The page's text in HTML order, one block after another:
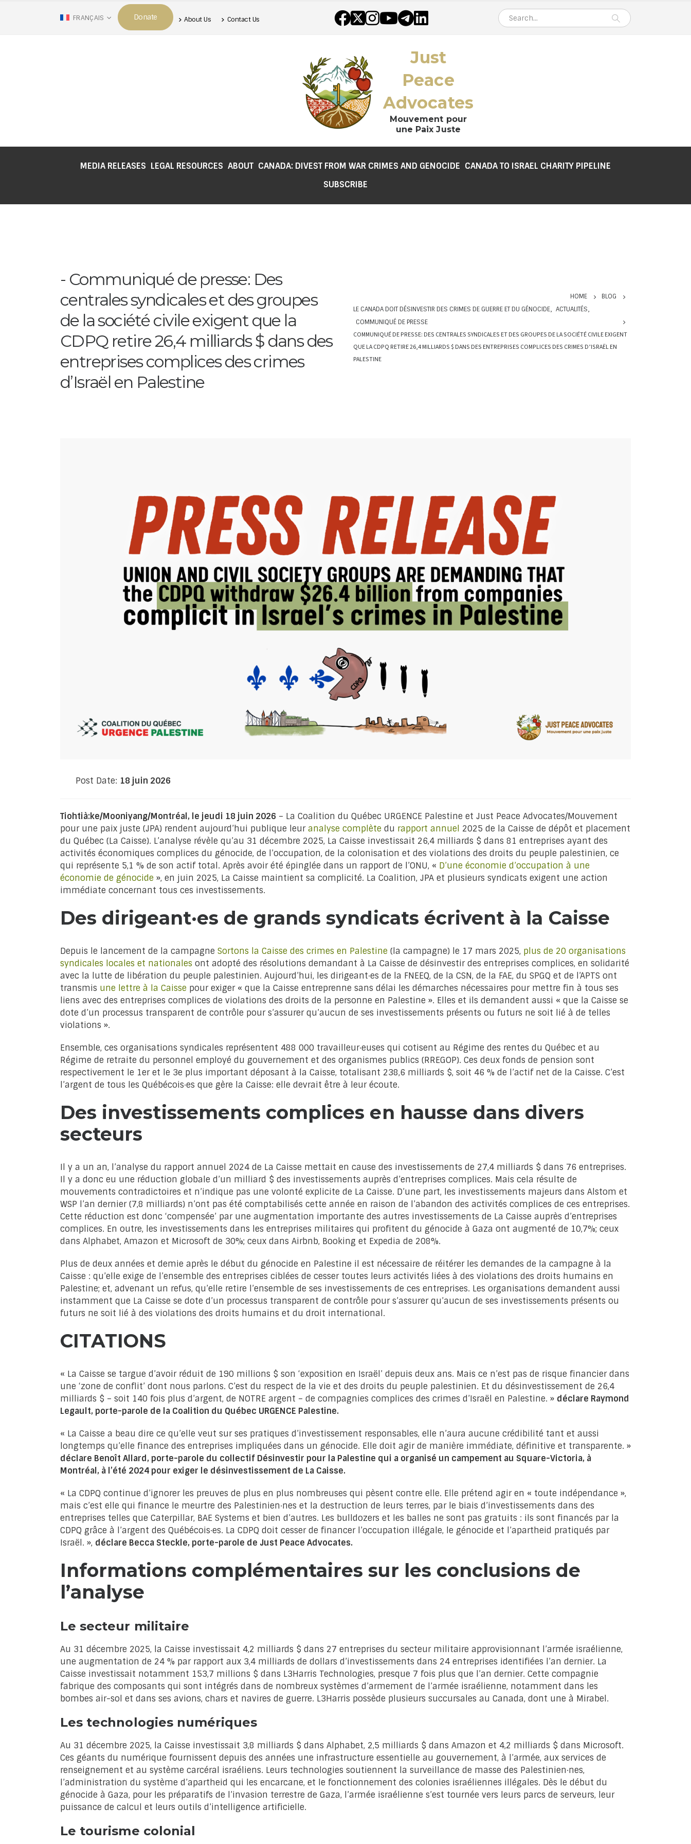
FRANÇAIS Donate About Us Contact Us
Just
Peace
Advocates
Mouvement pour
une Paix Juste
MEDIA RELEASES LEGAL RESOURCES ABOUT CANADA: DIVEST FROM WAR CRIMES AND GENOCIDE CANADA TO ISRAEL CHARITY PIPELINE
SUBSCRIBE
Communiqué de presse: Des
centrales syndicales et des groupes
de la société civile exigent que la
CDPQ retire 26,4 milliards $ dans des
entreprises complices des crimes
d’Israël en Palestine
HOME BLOG
LE CANADA DOIT DÉSINVESTIR DES CRIMES DE GUERRE ET DU GÉNOCIDE, ACTUALITÉS,
COMMUNIQUÉ DE PRESSE
COMMUNIQUÉ DE PRESSE: DES CENTRALES SYNDICALES ET DES GROUPES DE LA SOCIÉTÉ CIVILE EXIGENT
QUE LA CDPQ RETIRE 26,4 MILLIARDS $ DANS DES ENTREPRISES COMPLICES DES CRIMES D’ISRAËL EN
PALESTINE
Post Date: 18 juin 2026
Tiohtià:ke/Mooniyang/Montréal, le jeudi 18 juin 2026 – La Coalition du Québec URGENCE Palestine et Just Peace Advocates/Mouvement
pour une paix juste (JPA) rendent aujourd’hui publique leuranalyse complète du rapport annuel 2025 de la Caisse de dépôt et placement
du Québec (La Caisse). L’analyse révèle qu’au 31 décembre 2025, La Caisse investissait 26,4 milliards $ dans 81 entreprises ayant des
activités économiques complices du génocide, de l’occupation, de la colonisation et des violations des droits du peuple palestinien, ce
qui représente 5,1 % de son actif total. Après avoir été épinglée dans un rapport de l’ONU, « D’une économie d’occupation à une
économie de génocide », en juin 2025, La Caisse maintient sa complicité. La Coalition, JPA et plusieurs syndicats exigent une action
immédiate concernant tous ces investissements.
Des dirigeant·es de grands syndicats écrivent à la Caisse
Depuis le lancement de la campagne Sortons la Caisse des crimes en Palestine (la campagne) le 17 mars 2025, plus de 20 organisations
syndicales locales et nationales ont adopté des résolutions demandant à La Caisse de désinvestir des entreprises complices, en solidarité
avec la lutte de libération du peuple palestinien. Aujourd’hui, les dirigeant·es de la FNEEQ, de la CSN, de la FAE, du SPGQ et de l’APTS ont
transmis une lettre à la Caisse pour exiger « que la Caisse entreprenne sans délai les démarches nécessaires pour mettre fin à tous ses
liens avec des entreprises complices de violations des droits de la personne en Palestine ». Elles et ils demandent aussi « que la Caisse se
dote d’un processus transparent de contrôle pour s’assurer qu’aucun de ses investissements présents ou futurs ne soit lié à de telles
violations ».
Ensemble, ces organisations syndicales représentent 488 000 travailleur·​euses qui cotisent au Régime des rentes du Québec et au
Régime de retraite du personnel employé du gouvernement et des organismes publics (RREGOP). Ces deux fonds de pension sont
respectivement le 1er et le 3e plus important déposant à la Caisse, totalisant 238,6 milliards $, soit 46 % de l’actif net de la Caisse. C’est
l’argent de tous les Québécois·es que gère la Caisse: elle devrait être à leur écoute.
Des investissements complices en hausse dans divers
secteurs
Il y a un an, l’analyse du rapport annuel 2024 de La Caisse mettait en cause des investissements de 27,4 milliards $ dans 76 entreprises.
Il y a donc eu une réduction globale d’un milliard $ des investissements auprès d’entreprises complices. Mais cela résulte de
mouvements contradictoires et n’indique pas une volonté explicite de La Caisse. D’une part, les investissements majeurs dans Alstom et
WSP l’an dernier (7,8 milliards) n’ont pas été comptabilisés cette année en raison de l’abandon des activités complices de ces entreprises.
Cette réduction est donc ‘compensée’ par une augmentation importante des autres investissements de La Caisse auprès d’entreprises
complices. En outre, les investissements dans les entreprises militaires qui profitent du génocide à Gaza ont augmenté de 10,7%; ceux
dans Alphabet, Amazon et Microsoft de 30%; ceux dans Airbnb, Booking et Expedia de 208%.
Plus de deux années et demie après le début du génocide en Palestine il est nécessaire de réitérer les demandes de la campagne à la
Caisse : qu’elle exige de l’ensemble des entreprises ciblées de cesser toutes leurs activités liées à des violations des droits humains en
Palestine; et, advenant un refus, qu’elle retire l’ensemble de ses investissements de ces entreprises. Les organisations demandent aussi
instamment que La Caisse se dote d’un processus transparent de contrôle pour s’assurer qu’aucun de ses investissements présents ou
futurs ne soit lié à des violations des droits humains et du droit international.
CITATIONS
« La Caisse se targue d’avoir réduit de 190 millions $ son ‘exposition en Israël’ depuis deux ans. Mais ce n’est pas de risque financier dans
une ‘zone de conflit’ dont nous parlons. C’est du respect de la vie et des droits du peuple palestinien. Et du désinvestissement de 26,4
milliards $ – soit 140 fois plus d’argent, de NOTRE argent – de compagnies complices des crimes d’Israël en Palestine. » déclare Raymond
Legault, porte-parole de la Coalition du Québec URGENCE Palestine.
« La Caisse a beau dire ce qu’elle veut sur ses pratiques d’investissement responsables, elle n’aura aucune crédibilité tant et aussi
longtemps qu’elle finance des entreprises impliquées dans un génocide. Elle doit agir de manière immédiate, définitive et transparente. »
déclare Benoît Allard, porte-parole du collectif Désinvestir pour la Palestine qui a organisé un campement au Square-Victoria, à
Montréal, à l’été 2024 pour exiger le désinvestissement de La Caisse.
« La CDPQ continue d’ignorer les preuves de plus en plus nombreuses qui pèsent contre elle. Elle prétend agir en « toute indépendance »,
mais c’est elle qui finance le meurtre des Palestinien·nes et la destruction de leurs terres, par le biais d’investissements dans des
entreprises telles que Caterpillar, BAE Systems et bien d’autres. Les bulldozers et les balles ne sont pas gratuits : ils sont financés par la
CDPQ grâce à l’argent des Québécois·es. La CDPQ doit cesser de financer l’occupation illégale, le génocide et l’apartheid pratiqués par
Israël. », déclare Becca Steckle, porte-parole de Just Peace Advocates.
Informations complémentaires sur les conclusions de
l’analyse
Le secteur militaire
Au 31 décembre 2025, la Caisse investissait 4,2 milliards $ dans 27 entreprises du secteur militaire approvisionnant l’armée israélienne,
une augmentation de 24 % par rapport aux 3,4 milliards de dollars d’investissements dans 24 entreprises identifiées l’an dernier. La
Caisse investissait notamment 153,7 millions $ dans L3Harris Technologies, presque 7 fois plus que l’an dernier. Cette compagnie
fabrique des composants qui sont intégrés dans de nombreux systèmes d’armement de l’armée israélienne, notamment dans les
bombes air-sol et dans ses avions, chars et navires de guerre. L3Harris possède plusieurs succursales au Canada, dont une à Mirabel.
Les technologies numériques
Au 31 décembre 2025, la Caisse investissait 3,8 milliards $ dans Alphabet, 2,5 milliards $ dans Amazon et 4,2 milliards $ dans Microsoft.
Ces géants du numérique fournissent depuis des années une infrastructure essentielle au gouvernement, à l’armée, aux services de
renseignement et au système carcéral israéliens. Leurs technologies soutiennent la surveillance de masse des Palestinien·nes,
l’administration du système d’apartheid qui les encarcane, et le fonctionnement des colonies israéliennes illégales. Dès le début du
génocide à Gaza, pour les préparatifs de l’invasion terrestre de Gaza, l’armée israélienne s’est tournée vers leurs parcs de serveurs, leur
puissance de calcul et leurs outils d’intelligence artificielle.
Le tourisme colonial